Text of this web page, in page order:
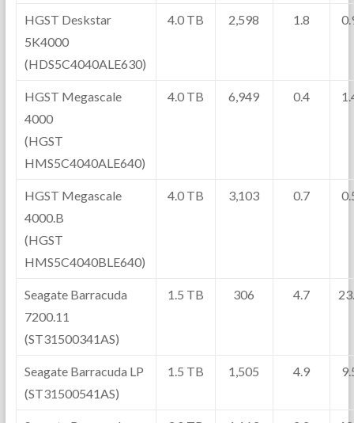
HGST Deskstar
5K4000
(HDS5C4040ALE630)
4.0 TB 2,598 1.8
HGST Megascale
4000
(HGST
HMS5C4040ALE640)
4.0 TB 6,949 0.4
HGST Megascale
4000.B
(HGST
HMS5C4040BLE640)
4.0 TB 3,103 0.7
Seagate Barracuda
7200.11
(ST31500341AS)
1.5 TB 306 4.7
Seagate Barracuda LP
(ST31500541AS)
1.5 TB 1,505 4.9